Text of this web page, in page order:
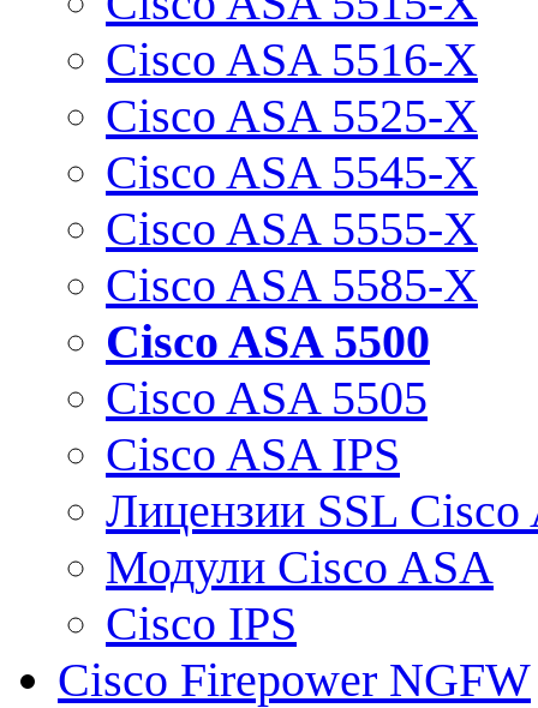
Cisco ASA 5516-X
Cisco ASA 5525-X
Cisco ASA 5545-X
Cisco ASA 5555-X
Cisco ASA 5585-X
Cisco ASA 5500
Cisco ASA 5505
Cisco ASA IPS
Лицензии SSL Cisco
Модули Cisco ASA
Cisco IPS
Cisco Firepower NGFW